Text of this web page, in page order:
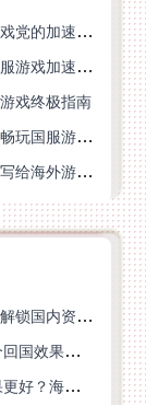
巴西怎么玩边锋四人斗地主精简版？海外游戏党的加速器终极选择
巴西怎么玩新笑傲江湖不卡顿？海外玩家国服游戏加速终极指南（附猫和老鼠一梦江湖实测）
戏终极指南
足球世界国外加速器下载安装指南：海外党畅玩国服游戏的终极解决方案
国外玩合金弹头：觉醒用什么加速器？一份写给海外游子的畅玩指南
海外党必看：如何选对回国翻墙VPN，无缝解锁国内资源？
ChickCN VPN好用吗？和海牛VPN对比哪个回国效果更好？
ChickCN VPN和当归VPN对比哪个回国效果更好？海外党亲测后选了它